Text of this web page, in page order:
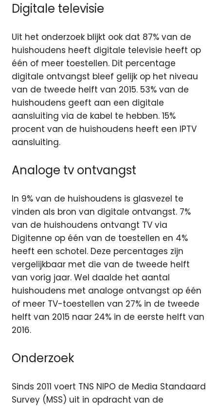
Digitale televisie
Uit het onderzoek blijkt ook dat 87% van de
huishoudens heeft digitale televisie heeft op
één of meer toestellen. Dit percentage
digitale ontvangst bleef gelijk op het niveau
van de tweede helft van 2015. 53% van de
huishoudens geeft aan een digitale
aansluiting via de kabel te hebben. 15%
procent van de huishoudens heeft een IPTV
aansluiting.
Analoge tv ontvangst
In 9% van de huishoudens is glasvezel te
vinden als bron van digitale ontvangst. 7%
van de huishoudens ontvangt TV via
Digitenne op één van de toestellen en 4%
heeft een schotel. Deze percentages zijn
vergelijkbaar met die van de tweede helft
van vorig jaar. Wel daalde het aantal
huishoudens met analoge ontvangst op één
of meer TV-toestellen van 27% in de tweede
helft van 2015 naar 24% in de eerste helft van
2016.
Onderzoek
Sinds 2011 voert TNS NIPO de Media Standaard
Survey (MSS) uit in opdracht van de